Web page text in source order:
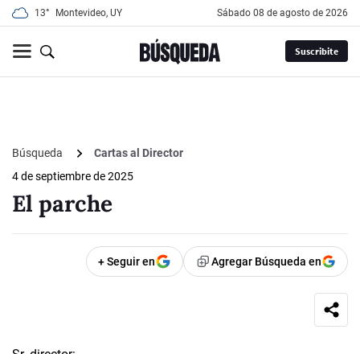
13° Montevideo, UY sábado 08 de agosto de 2026
Suscribite
Búsqueda
Cartas al Director
4 de septiembre de 2025
El parche
+ Seguir en Agregar Búsqueda en